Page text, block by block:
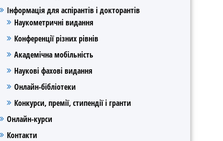
Інформація для аспірантів і докторантів
Наукометричні видання
Конференції різних рівнів
Академічна мобільність
Наукові фахові видання
Онлайн-бібліотеки
Конкурси, премії, стипендії і гранти
Онлайн-курси
Контакти